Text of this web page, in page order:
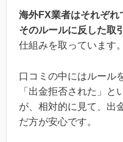
海外FX業者はそれぞれ
そのルールに反した取
仕組みを取っています。
口コミの中にはルール
「出金拒否された」と
が、相対的に見て、出
だ方が安心です。